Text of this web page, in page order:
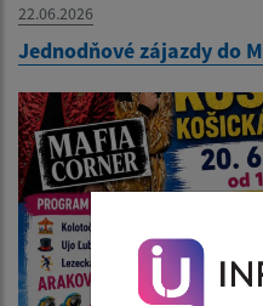
22.06.2026
Jednodňové zájazdy do